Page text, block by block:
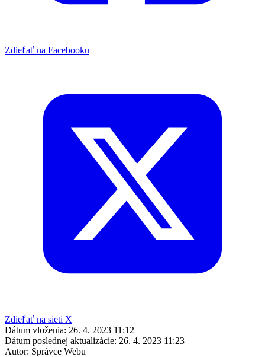
Zdieľať na Facebooku
Zdieľať na sieti X
Dátum vloženia: 26. 4. 2023 11:12
Dátum poslednej aktualizácie: 26. 4. 2023 11:23
Autor: Správce Webu